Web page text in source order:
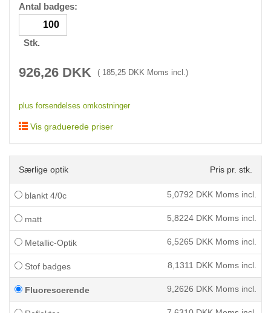
Antal badges:
Stk.
926,26 DKK ( 185,25 DKK Moms incl.)
plus forsendelses omkostninger
Vis graduerede priser
Særlige optik Pris pr. stk.
blankt 4/0c 5,0792 DKK Moms incl.
matt 5,8224 DKK Moms incl.
Metallic-Optik 6,5265 DKK Moms incl.
Stof badges 8,1311 DKK Moms incl.
Fluorescerende 9,2626 DKK Moms incl.